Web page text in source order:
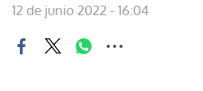
12 de junio 2022 - 16:04